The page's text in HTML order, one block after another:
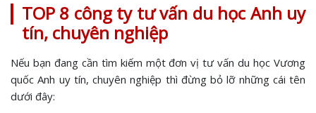
TOP 8 công ty tư vấn du học Anh uy
tín, chuyên nghiệp
Nếu bạn đang cần tìm kiếm một đơn vị tư vấn du học Vương
quốc Anh uy tín, chuyên nghiệp thì đừng bỏ lỡ những cái tên
dưới đây: